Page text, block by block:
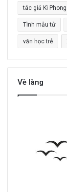
tác giả Kì Phong
Tình mẫu tử
văn học trẻ
Về làng